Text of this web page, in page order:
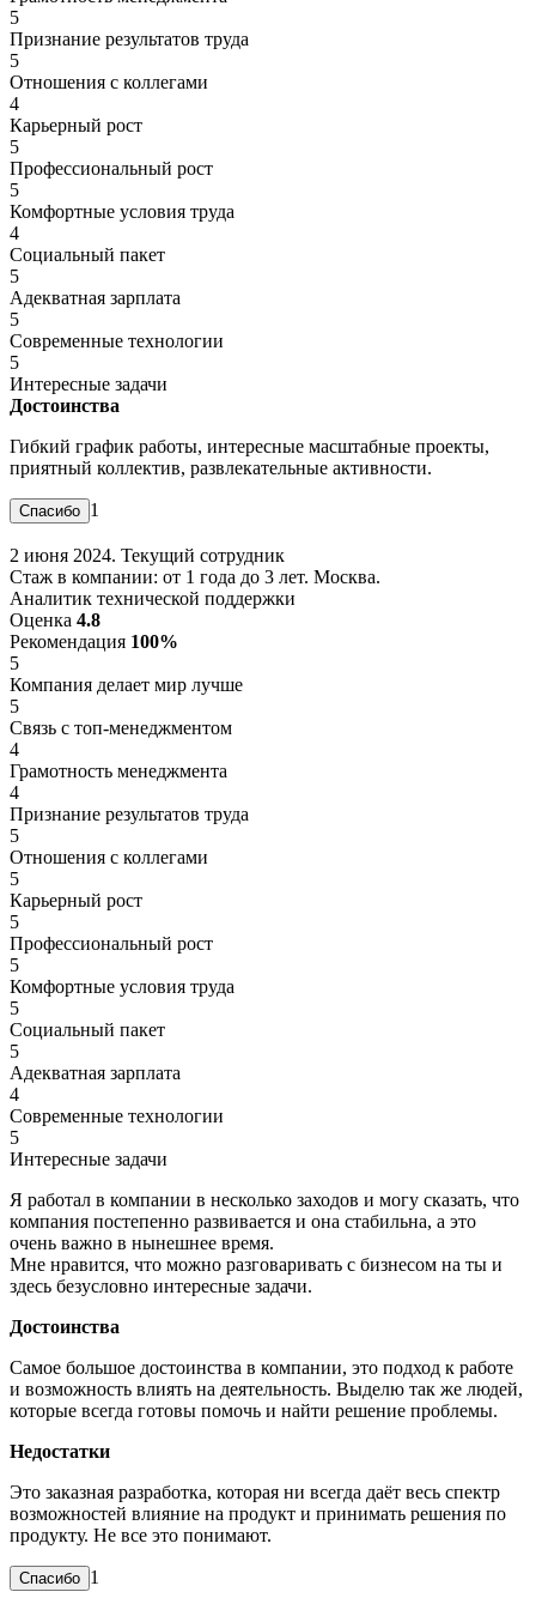
5
Признание результатов труда
5
Отношения с коллегами
4
Карьерный рост
5
Профессиональный рост
5
Комфортные условия труда
4
Социальный пакет
5
Адекватная зарплата
5
Современные технологии
5
Интересные задачи
Достоинства
Гибкий график работы, интересные масштабные проекты,
приятный коллектив, развлекательные активности.
1
2 июня 2024. Текущий сотрудник
Стаж в компании: от 1 года до 3 лет. Москва.
Аналитик технической поддержки
Оценка 4.8
Рекомендация 100%
5
Компания делает мир лучше
5
Связь с топ-менеджментом
4
Грамотность менеджмента
4
Признание результатов труда
5
Отношения с коллегами
5
Карьерный рост
5
Профессиональный рост
5
Комфортные условия труда
5
Социальный пакет
5
Адекватная зарплата
4
Современные технологии
5
Интересные задачи
Я работал в компании в несколько заходов и могу сказать, что
компания постепенно развивается и она стабильна, а это
очень важно в нынешнее время.
Мне нравится, что можно разговаривать с бизнесом на ты и
здесь безусловно интересные задачи.
Достоинства
Самое большое достоинства в компании, это подход к работе
и возможность влиять на деятельность. Выделю так же людей,
которые всегда готовы помочь и найти решение проблемы.
Недостатки
Это заказная разработка, которая ни всегда даёт весь спектр
возможностей влияние на продукт и принимать решения по
продукту. Не все это понимают.
1